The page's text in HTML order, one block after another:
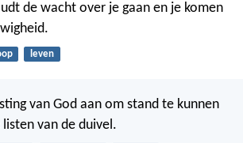
de wacht over je gaan en je komen
leven
van God aan om stand te kunnen
van de duivel.